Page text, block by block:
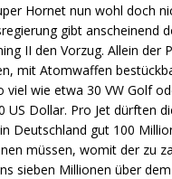
Hornet nun wohl doch
gibt anscheinend
II den Vorzug. Allein der
mit Atomwaffen
viel wie etwa 30 VW Golf
US Dollar. Pro Jet dürften
Deutschland gut 100
müssen, womit der zu
sieben Millionen über